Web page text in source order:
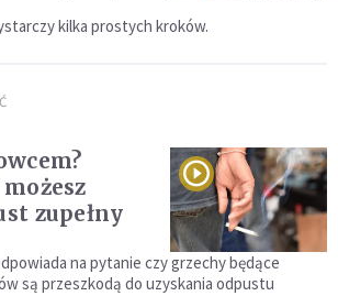
kilka prostych kroków.
zupełny
na pytanie czy grzechy będące
są przeszkodą do uzyskania odpustu